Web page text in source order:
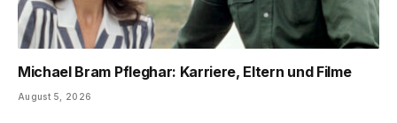
Michael Bram Pfleghar: Karriere, Eltern und Filme
August 5, 2026